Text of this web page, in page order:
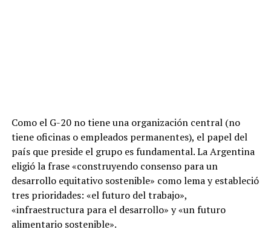
Como el G-20 no tiene una organización central (no
tiene oficinas o empleados permanentes), el papel del
país que preside el grupo es fundamental. La Argentina
eligió la frase «construyendo consenso para un
desarrollo equitativo sostenible» como lema y estableció
tres prioridades: «el futuro del trabajo»,
«infraestructura para el desarrollo» y «un futuro
alimentario sostenible».